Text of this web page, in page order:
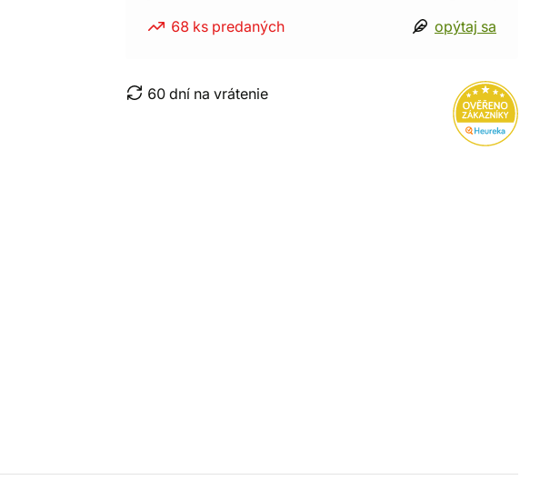
68 ks predaných opýtaj sa
60 dní na vrátenie